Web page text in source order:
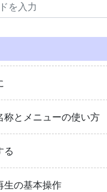
称とメニューの使い方
る
生の基本操作